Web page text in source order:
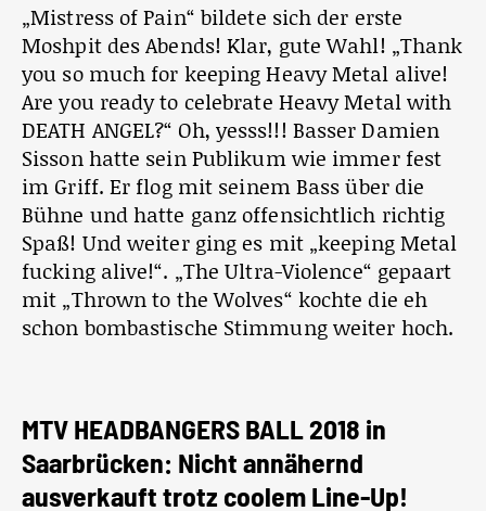
„Mistress of Pain“ bildete sich der erste
Moshpit des Abends! Klar, gute Wahl! „Thank
you so much for keeping Heavy Metal alive!
Are you ready to celebrate Heavy Metal with
DEATH ANGEL?“ Oh, yesss!!! Basser Damien
Sisson hatte sein Publikum wie immer fest
im Griff. Er flog mit seinem Bass über die
Bühne und hatte ganz offensichtlich richtig
Spaß! Und weiter ging es mit „keeping Metal
fucking alive!“. „The Ultra-Violence“ gepaart
mit „Thrown to the Wolves“ kochte die eh
schon bombastische Stimmung weiter hoch.
MTV HEADBANGERS BALL 2018 in
Saarbrücken: Nicht annähernd
ausverkauft trotz coolem Line-Up!